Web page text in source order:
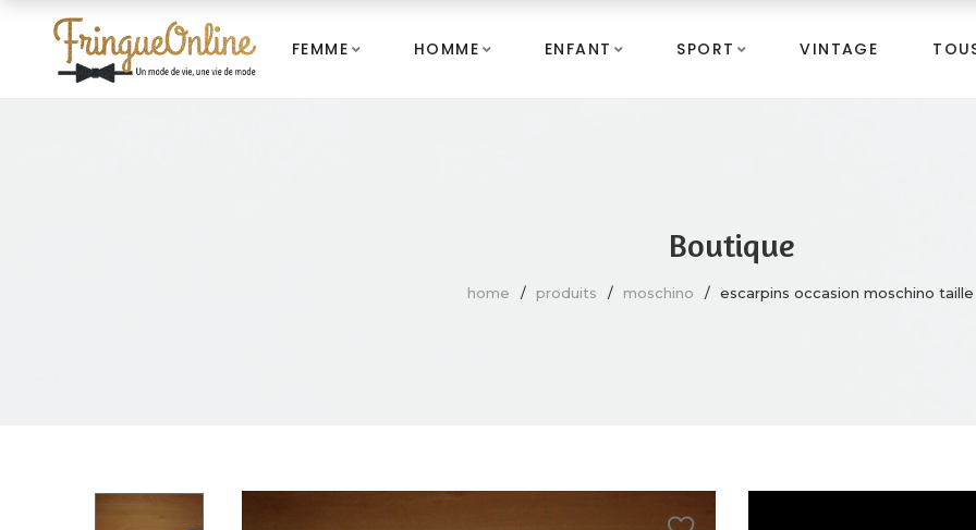
FEMME HOMME ENFANT SPORT VINTAGE
Boutique
home produits moschino escarpins occasion moschino